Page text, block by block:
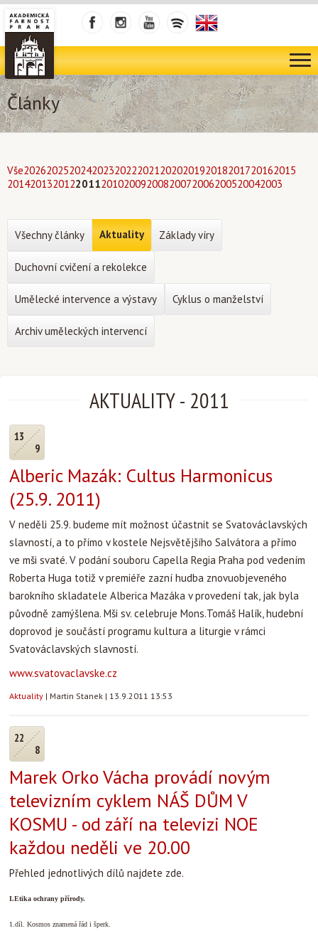
Články
Vše202620252024202320222021202020192018201720162015
201420132012201120102009200820072006200520042003
AKTUALITY- 2011
13
9
Alberic Mazák: Cultus Harmonicus
(25.9. 2011)
V neděli 25.9. budeme mít možnost účastnit se Svatováclavských
slavností, a to přímo v kostele Nejsvětějšího Salvátora a přímo
ve mši svaté. V podání souboru Capella Regia Praha pod vedením
Roberta Huga totiž v premiéře zazní hudba znovuobjeveného
barokního skladatele Alberica Mazáka v provedení tak, jak byla
původně zamýšlena. Mši sv. celebruje Mons.Tomáš Halík, hudební
doprovod je součástí programu kultura a liturgie v rámci
Svatováclavských slavností.
www.svatovaclavske.cz
Aktuality | Martin Stanek | 13.9.2011 13:53
22
8
Marek Orko Vácha provádí novým
televizním cyklem NÁŠ DŮM V
KOSMU - od září na televizi NOE
každou neděli ve 20.00
Přehled jednotlivých dílů najdete zde.
I.Etika ochrany přírody.
1.díl. Kosmos znamená řád i šperk.
Všechny články Aktuality Základy víry
Duchovní cvičení a rekolekce
Umělecké intervence a výstavy Cyklus o manželství
Archiv uměleckých intervencí